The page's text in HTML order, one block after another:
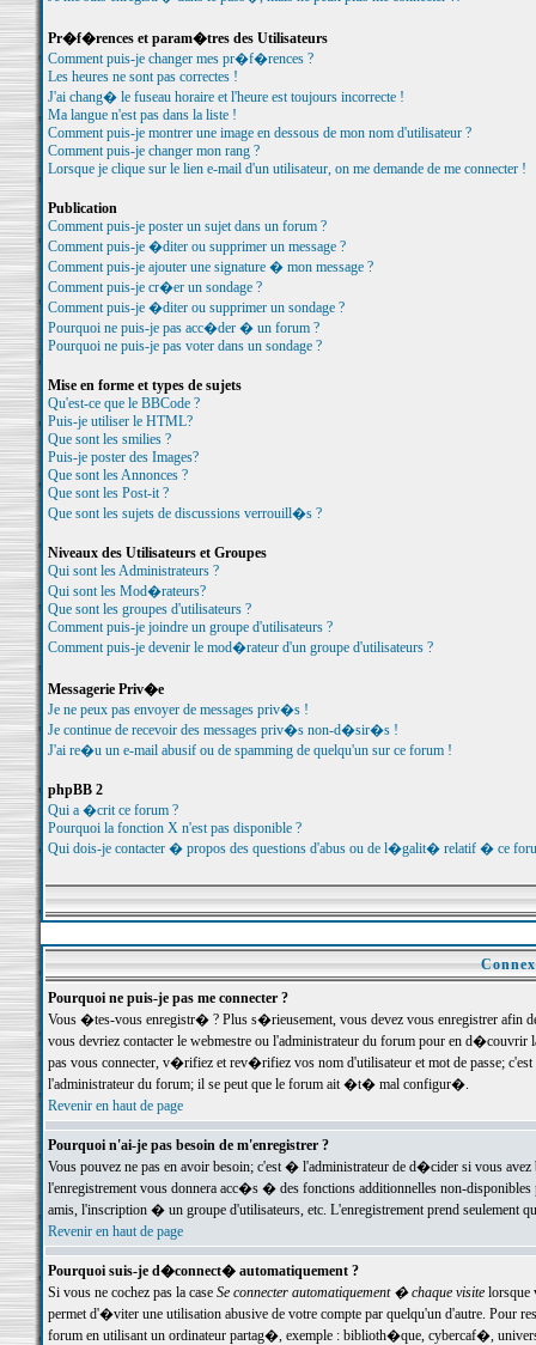
Pr�f�rences et param�tres des Utilisateurs
Comment puis-je changer mes pr�f�rences ?
Les heures ne sont pas correctes !
J'ai chang� le fuseau horaire et l'heure est toujours incorrecte !
Ma langue n'est pas dans la liste !
Comment puis-je montrer une image en dessous de mon nom d'utilisateur ?
Comment puis-je changer mon rang ?
Lorsque je clique sur le lien e-mail d'un utilisateur, on me demande de me connecter !
Publication
Comment puis-je poster un sujet dans un forum ?
Comment puis-je �diter ou supprimer un message ?
Comment puis-je ajouter une signature � mon message ?
Comment puis-je cr�er un sondage ?
Comment puis-je �diter ou supprimer un sondage ?
Pourquoi ne puis-je pas acc�der � un forum ?
Pourquoi ne puis-je pas voter dans un sondage ?
Mise en forme et types de sujets
Qu'est-ce que le BBCode ?
Puis-je utiliser le HTML?
Que sont les smilies ?
Puis-je poster des Images?
Que sont les Annonces ?
Que sont les Post-it ?
Que sont les sujets de discussions verrouill�s ?
Niveaux des Utilisateurs et Groupes
Qui sont les Administrateurs ?
Qui sont les Mod�rateurs?
Que sont les groupes d'utilisateurs ?
Comment puis-je joindre un groupe d'utilisateurs ?
Comment puis-je devenir le mod�rateur d'un groupe d'utilisateurs ?
Messagerie Priv�e
Je ne peux pas envoyer de messages priv�s !
Je continue de recevoir des messages priv�s non-d�sir�s !
J'ai re�u un e-mail abusif ou de spamming de quelqu'un sur ce forum !
phpBB 2
Qui a �crit ce forum ?
Pourquoi la fonction X n'est pas disponible ?
Qui dois-je contacter � propos des questions d'abus ou de l�galit� relatif � ce
Pourquoi ne puis-je pas me connecter ?
Vous �tes-vous enregistr� ? Plus s�rieusement, vous devez vous enregistrer
vous devriez contacter le webmestre ou l'administrateur du forum pour en
pas vous connecter, v�rifiez et rev�rifiez vos nom d'utilisateur et mot de passe;
l'administrateur du forum; il se peut que le forum ait �t� mal configur�.
Revenir en haut de page
Pourquoi n'ai-je pas besoin de m'enregistrer ?
Vous pouvez ne pas en avoir besoin; c'est � l'administrateur de d�cider si vous
l'enregistrement vous donnera acc�s � des fonctions additionnelles non-
amis, l'inscription � un groupe d'utilisateurs, etc. L'enregistrement prend seulement
Revenir en haut de page
Pourquoi suis-je d�connect� automatiquement ?
Si vous ne cochez pas la case Se connecter automatiquement � chaque visitelorsque
permet d'�viter une utilisation abusive de votre compte par quelqu'un d'autre. Pour
forum en utilisant un ordinateur partag�, exemple : biblioth�que, cybercaf�,